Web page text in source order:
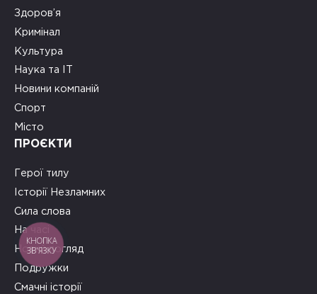
Здоров’я
Кримінал
Культура
Наука та ІТ
Новини компаній
Спорт
Місто
ПРОЄКТИ
Герої тилу
Історії Незламних
Сила слова
На часі
Новий погляд
Подружки
Смачні історії
КНОПКА
ЗВ'ЯЗКУ